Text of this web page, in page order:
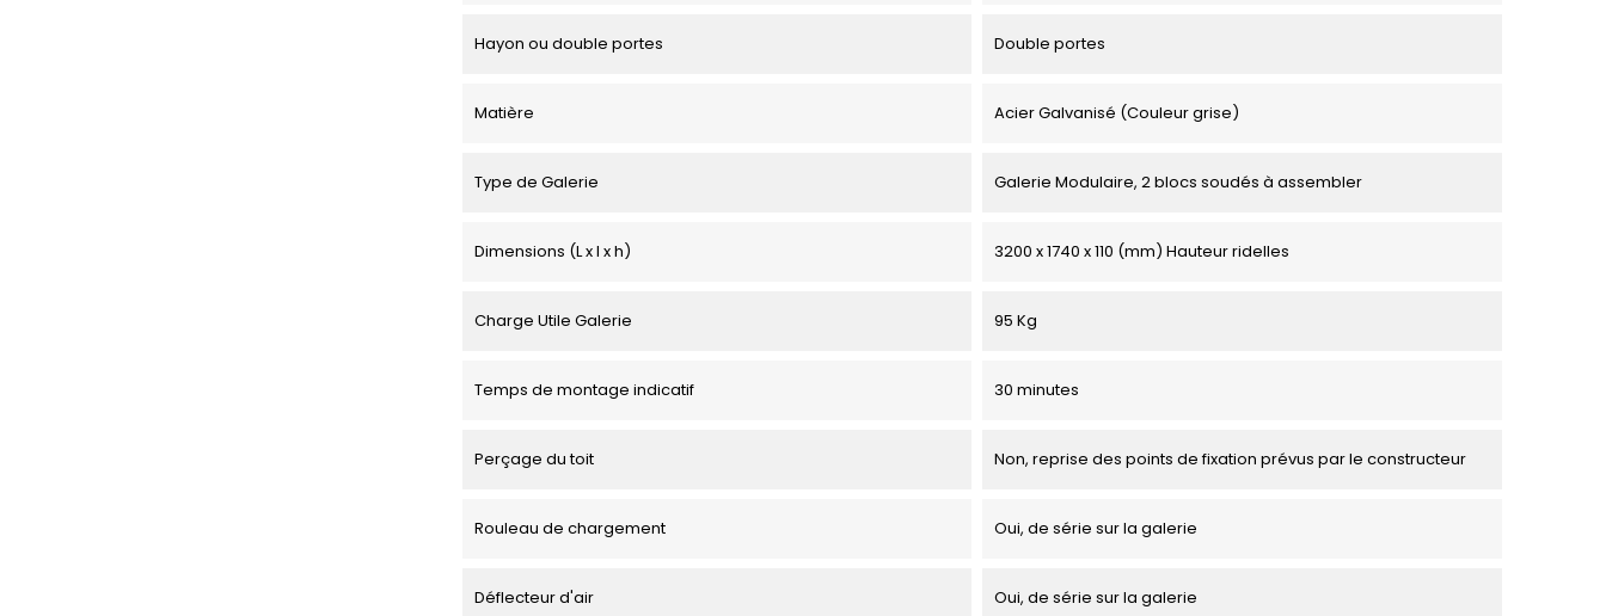
Hayon ou double portes Double portes
Matière Acier Galvanisé (Couleur grise)
Type de Galerie Galerie Modulaire, 2 blocs soudés à assembler
Dimensions (L x l x h) 3200 x 1740 x 110 (mm) Hauteur ridelles
Charge Utile Galerie 95 Kg
Temps de montage indicatif 30 minutes
Perçage du toit Non, reprise des points de fixation prévus par le constructeur
Rouleau de chargement Oui, de série sur la galerie
Déflecteur d'air Oui, de série sur la galerie